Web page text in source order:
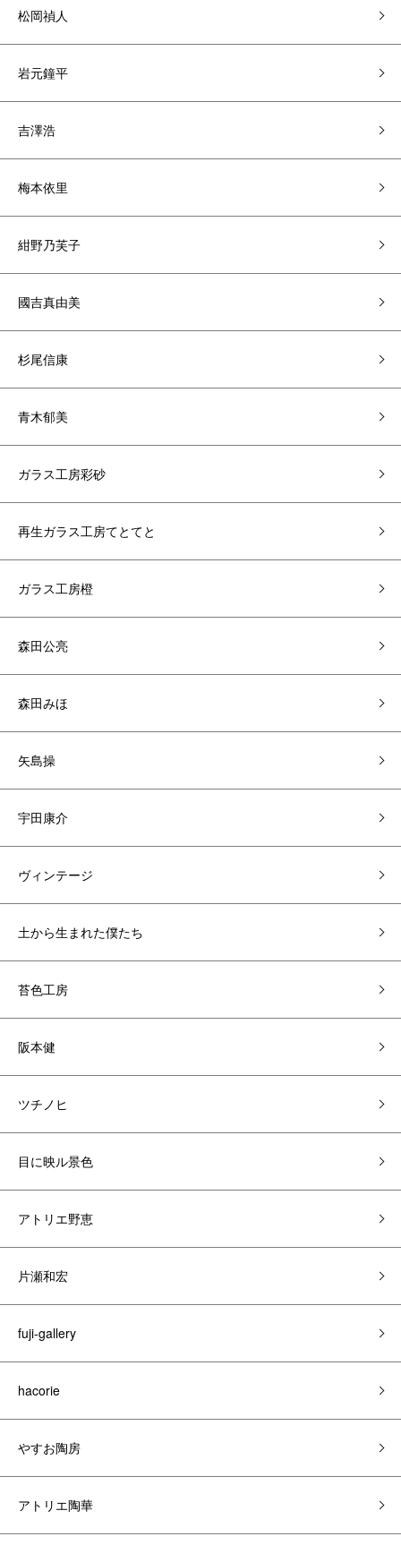
松岡禎人
岩元鐘平
吉澤浩
梅本依里
紺野乃芙子
國吉真由美
杉尾信康
青木郁美
ガラス工房彩砂
再生ガラス工房てとてと
ガラス工房橙
森田公亮
森田みほ
矢島操
宇田康介
ヴィンテージ
土から生まれた僕たち
苔色工房
阪本健
ツチノヒ
目に映ル景色
アトリエ野恵
片瀬和宏
fuji-gallery
hacorie
やすお陶房
アトリエ陶華